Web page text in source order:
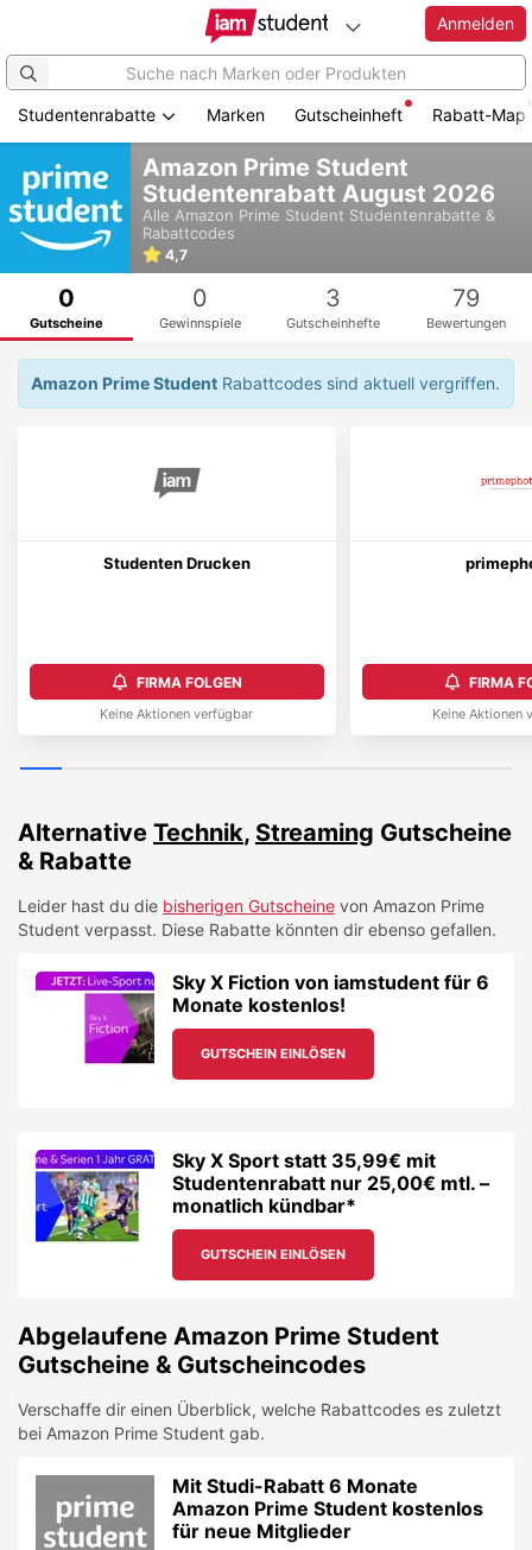
Hauptinhalt
springen
Anmelden
Studentenrabatte Marken Gutscheinheft Rabatt-Map
Amazon Prime Student
Studentenrabatt August 2026
Alle Amazon Prime Student Studentenrabatte &
Rabattcodes
4,7
0
Gutscheine
0
Gewinnspiele
3
Gutscheinhefte
79
Bewertungen
Amazon Prime Student Rabattcodes sind aktuell vergriffen.
Studenten Drucken
FIRMA FOLGEN
Keine Aktionen verfügbar
FIRMA
Keine Aktionen
Alternative Technik, Streaming Gutscheine
& Rabatte
Leider hast du die bisherigen Gutscheine von Amazon Prime
Student verpasst. Diese Rabatte könnten dir ebenso gefallen.
Sky X Fiction von iamstudent für 6
Monate kostenlos!
GUTSCHEIN EINLÖSEN
Sky X Sport statt 35,99€ mit
Studentenrabatt nur 25,00€ mtl. –
monatlich kündbar*
GUTSCHEIN EINLÖSEN
Abgelaufene Amazon Prime Student
Gutscheine & Gutscheincodes
Verschaffe dir einen Überblick, welche Rabattcodes es zuletzt
bei Amazon Prime Student gab.
Mit Studi-Rabatt 6 Monate
Amazon Prime Student kostenlos
für neue Mitglieder